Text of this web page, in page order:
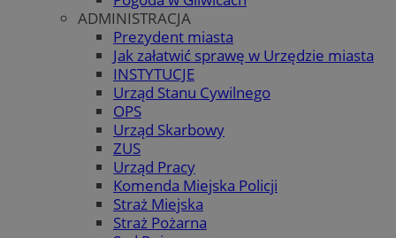
ADMINISTRACJA
Prezydent miasta
Jak załatwić sprawę w Urzędzie miasta
INSTYTUCJE
Urząd Stanu Cywilnego
OPS
Urząd Skarbowy
ZUS
Urząd Pracy
Komenda Miejska Policji
Straż Miejska
Straż Pożarna